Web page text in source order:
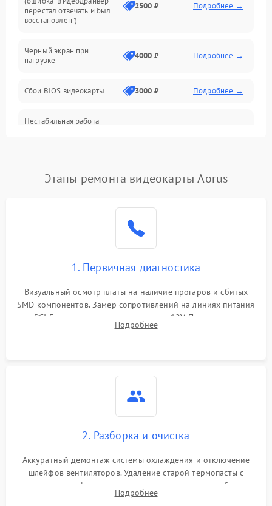
Интерфейсные и коммуникационные проблемы
Электропитание
ПО
Электронные компоненты
Общие поломки
Механические повреждения
перестал отвечать и был
восстановлен”)
2500 ₽ Подробнее →
Черный экран при
нагрузке
4000 ₽ Подробнее →
Сбои BIOS видеокарты 3000 ₽ Подробнее →
Нестабильная работа
Этапы ремонта видеокарты Aorus
1. Первичная диагностика
Визуальный осмотр платы на наличие прогаров и сбитых
SMD-компонентов. Замер сопротивлений на линиях питания
PCI-E и дополнительных разъемах 12V. Проверка на
короткое замыкание основных дросселей питания GPU и
Подробнее
2. Разборка и очистка
Аккуратный демонтаж системы охлаждения и отключение
шлейфов вентиляторов. Удаление старой термопасты с
кристалла графического чипа и термопрокладок с банок
памяти и зоны VRM. Очистка платы от пыли и окислов.
Подробнее